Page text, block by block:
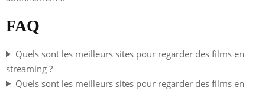
FAQ
Quels sont les meilleurs sites pour regarder des films en
streaming ?
Quels sont les meilleurs sites pour regarder des films en